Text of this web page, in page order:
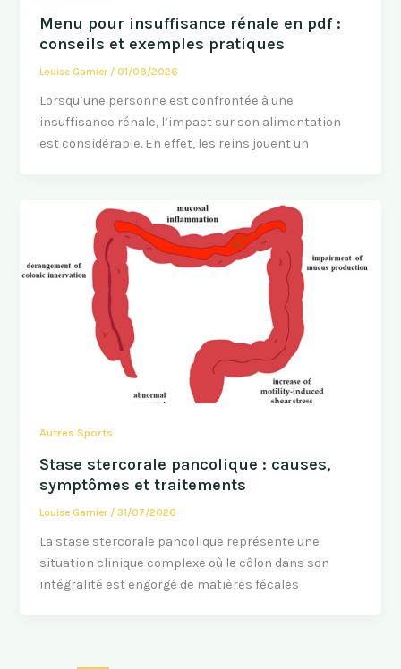
Menu pour insuffisance rénale en pdf :
conseils et exemples pratiques
Louise Garnier /01/08/2026
Lorsqu’une personne est confrontée à une
insuffisance rénale, l’impact sur son alimentation
est considérable. En effet, les reins jouent un
Autres Sports
Stase stercorale pancolique : causes,
symptômes et traitements
Louise Garnier /31/07/2026
La stase stercorale pancolique représente une
situation clinique complexe où le côlon dans son
intégralité est engorgé de matières fécales